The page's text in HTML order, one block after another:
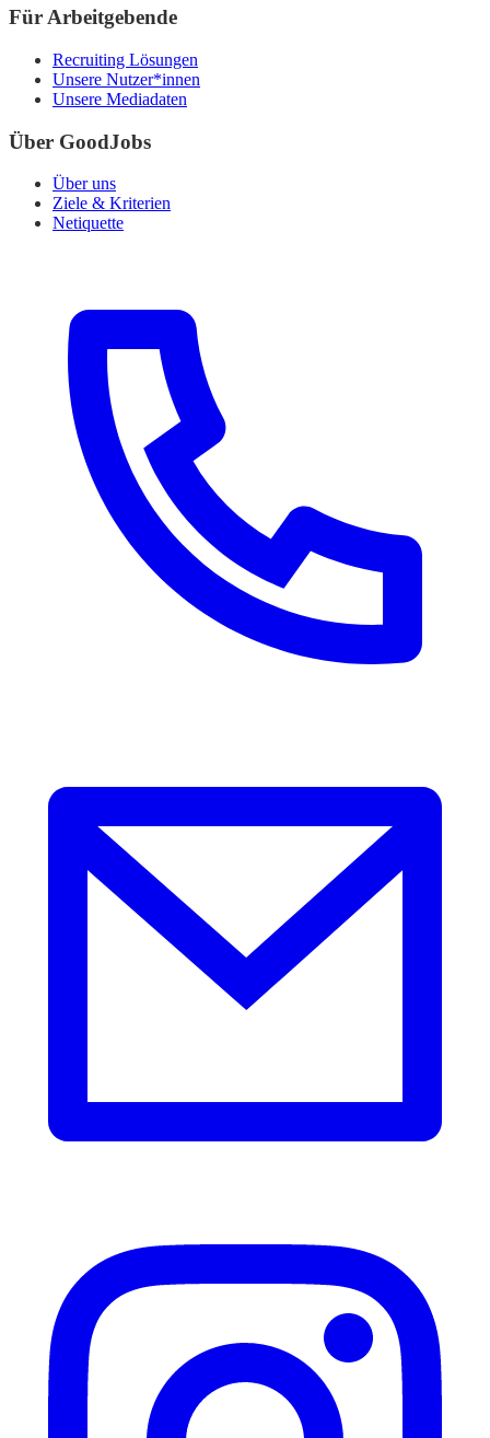
Für Arbeitgebende
Recruiting Lösungen
Unsere Nutzer*innen
Unsere Mediadaten
Über GoodJobs
Über uns
Ziele & Kriterien
Netiquette